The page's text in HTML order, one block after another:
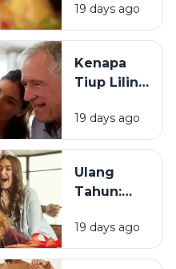
Tradisi Ini
Berawal?
19 days ago
Kenapa
Tiup Lilin
Tradisi
Saat Ulang
19 days ago
Ulang
Tahun:
Momen
Bertambah
19 days ago